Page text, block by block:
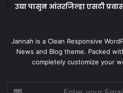
उद्या पासुन आंतरजिल्हा एसटी
Jannah is a Clean Responsive
News and Blog theme. Packed
completely customize your
Enter